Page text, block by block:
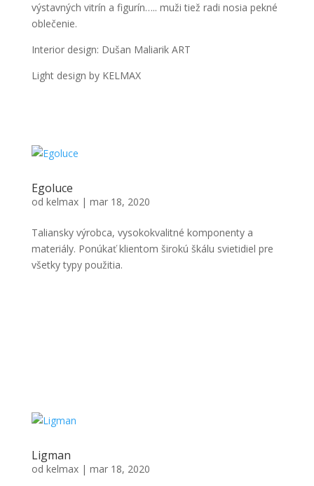
výstavných vitrín a figurín….. muži tiež radi nosia pekné
oblečenie.
Interior design: Dušan Maliarik ART
Light design by KELMAX
Egoluce
od kelmax| mar 18, 2020
Taliansky výrobca, vysokokvalitné komponenty a
materiály. Ponúkať klientom širokú škálu svietidiel pre
všetky typy použitia.
Ligman
od kelmax| mar 18, 2020